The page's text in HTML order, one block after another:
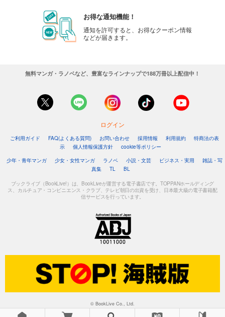
お得な通知機能！
通知を許可すると、お得なクーポン情報
などが届きます。
無料マンガ・ラノベなど、豊富なラインナップで188万冊以上配信中！
ログイン
ご利用ガイド FAQ(よくある質問) お問い合わせ 採用情報 利用規約
特商法の表
示
個人情報保護方針
cookie等ポリシー
少年・青年マンガ
少女・女性マンガ ラノベ 小説・文芸 ビジネス・実用
雑誌・写
真集
TL BL
ブックライブ（BookLive!）は、BookLiveが運営する電子書店です。TOPPANホールディング
ス、カルチュア・コンビニエンス・クラブ、テレビ朝日の出資を受け、日本最大級の電子書籍配
信サービスを行っています。
© BookLive Co., Ltd.